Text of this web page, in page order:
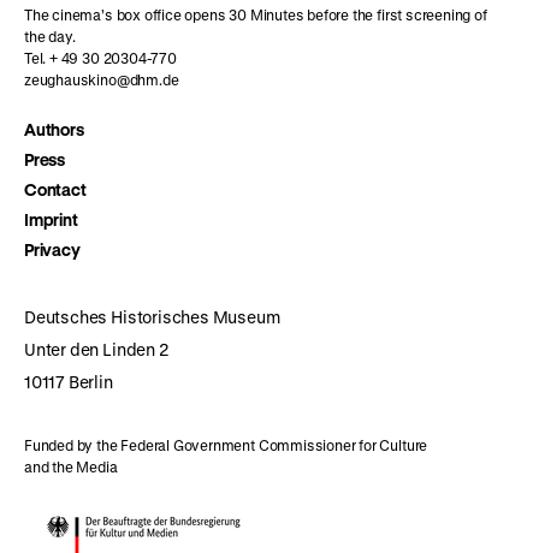
The cinema’s box office opens 30 Minutes before the first screening of
the day.
Tel. + 49 30 20304-770
zeughauskino@dhm.de
Authors
Press
Contact
Imprint
Privacy
Deutsches Historisches Museum
Unter den Linden 2
10117 Berlin
Funded by the Federal Government Commissioner for Culture
and the Media